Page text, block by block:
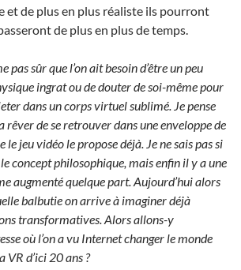
et de plus en plus réaliste ils pourront
de plus en plus de temps.
pas sûr que l’on ait besoin d’être un peu
ingrat ou de douter de soi-même pour
dans un corps virtuel sublimé. Je pense
rêver de se retrouver dans une enveloppe de
le jeu vidéo le propose déjà. Je ne sais pas si
concept philosophique, mais enfin il y a une
augmenté quelque part. Aujourd’hui alors
balbutie on arrive à imaginer déjà
transformatives. Alors allons-y
où l’on a vu Internet changer le monde
VR d’ici 20 ans ?